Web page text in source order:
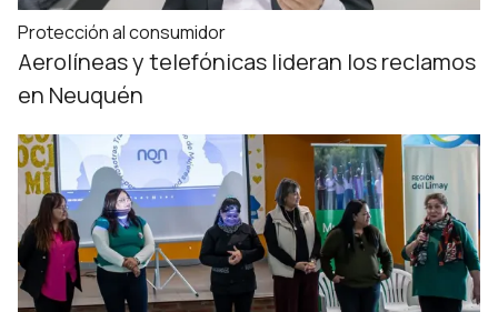
Protección al consumidor
Aerolíneas y telefónicas lideran los reclamos
en Neuquén